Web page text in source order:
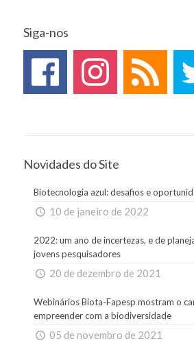
Siga-nos
Novidades do Site
Biotecnologia azul: desafios e
10 de janeiro de 2022
2022: um ano de incertezas, e de
jovens pesquisadores
20 de dezembro de 2021
Webinários Biota-Fapesp mostram o
empreender com a biodiversidade
05 de novembro de 2021